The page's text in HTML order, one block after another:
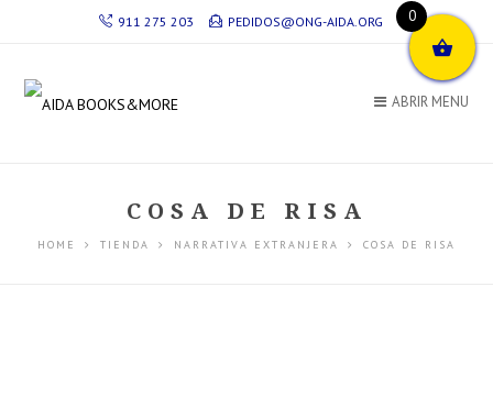
911 275 203 PEDIDOS@ONG-AIDA.ORG
ABRIR MENU
COSA DE RISA
HOME TIENDA NARRATIVA EXTRANJERA COSA DE RISA
0